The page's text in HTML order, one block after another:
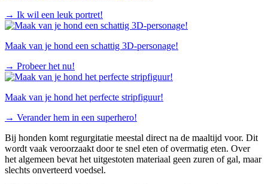
→ Ik wil een leuk portret!
Maak van je hond een schattig 3D-personage!
→ Probeer het nu!
Maak van je hond het perfecte stripfiguur!
→ Verander hem in een superhero!
Bij honden komt regurgitatie meestal direct na de maaltijd voor. Dit
wordt vaak veroorzaakt door te snel eten of overmatig eten. Over
het algemeen bevat het uitgestoten materiaal geen zuren of gal, maar
slechts onverteerd voedsel.